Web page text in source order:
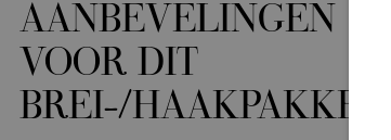
AANBEVELINGEN
VOOR DIT
BREI-/HAAKPAKKET